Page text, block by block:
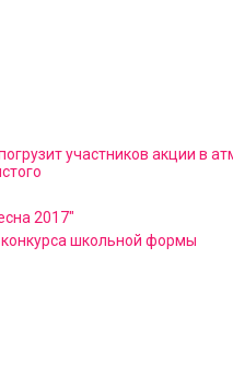
участников акции в
2017"
школьной формы